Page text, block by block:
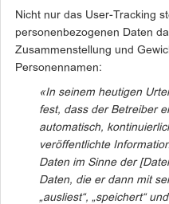
Nicht nur das User-Tracking
personenbezogenen Daten
Zusammenstellung und
Personennamen:
«In seinem heutigen
fest, dass der Betreiber
automatisch,
veröffentlichte
Daten im Sinne der
Daten, die er dann mit
„ausliest“, „speichert“